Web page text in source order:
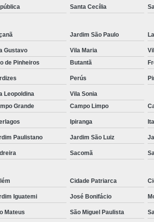
Santa Cecília
Jardim São Paulo
Gustavo Vila Maria
de Pinheiros Butantã
Perús
Leopoldina
Vila Sonia
Grande Campo Limpo
Ipiranga
Paulistano Jardim São Luiz
Sacomã
Cidade Patriarca
Iguatemi José Bonifácio
Mateus São Miguel Paulista